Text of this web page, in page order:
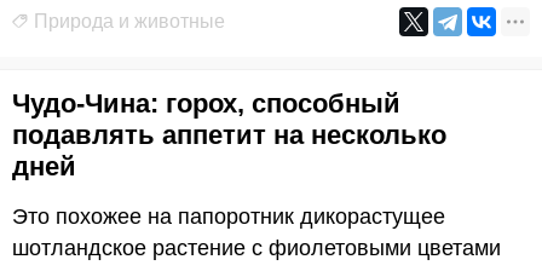
Природа и животные
Чудо-Чина: горох, способный
подавлять аппетит на несколько
дней
Это похожее на папоротник дикорастущее
шотландское растение с фиолетовыми цветами